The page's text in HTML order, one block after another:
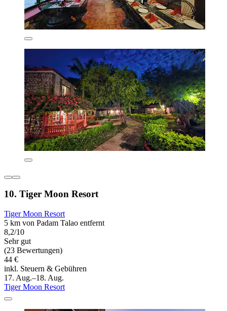
10. Tiger Moon Resort
Tiger Moon Resort
5 km von Padam Talao entfernt
8,2/10
Sehr gut
(23 Bewertungen)
44 €
inkl. Steuern & Gebühren
17. Aug.–18. Aug.
Tiger Moon Resort